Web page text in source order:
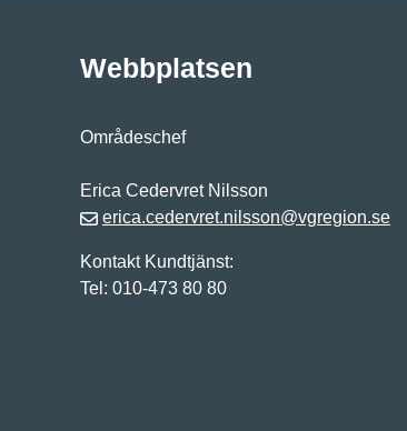
Webbplatsen
Områdeschef
Erica Cedervret Nilsson
erica.cedervret.nilsson@vgregion.se
Kontakt Kundtjänst:
Tel: 010-473 80 80